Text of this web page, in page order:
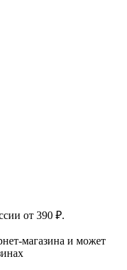
от 390 ₽.
магазина и может